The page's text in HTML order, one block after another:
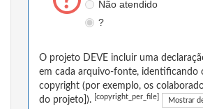
Não atendido
?
O projeto DEVE incluir uma
em cada arquivo-fonte, identificando
copyright (por exemplo, os
do projeto]).
[copyright_per_file] Mostrar